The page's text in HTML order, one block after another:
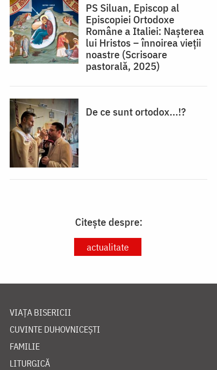
PS Siluan, Episcop al
Episcopiei Ortodoxe
Române a Italiei: Nașterea
lui Hristos – înnoirea vieții
noastre (Scrisoare
pastorală, 2025)
De ce sunt ortodox...!?
Citește despre:
actualitate
VIAȚA BISERICII
CUVINTE DUHOVNICEȘTI
FAMILIE
LITURGICĂ